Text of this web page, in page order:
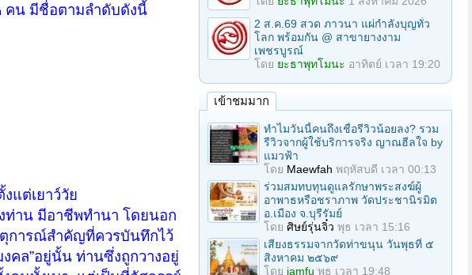
คน มีชื่อตามลำดับดังนี้
แต่เยาว์วัย
ท่าน มีอาชีพทำนา โดยนอก
การณ์สำคัญที่ควรบันทึกไว้
ล”อยู่นั้น ท่านซึ่งถูกวางอยู่
2 ส.ค.69 สวด ภาวนา แผ่กำลังบุญทั่ว
โลก พร้อมกัน @ สาขายางงาม
เพชรบูรณ์
โดย ยะธาพุทโมนะ อาทิตย์ เวลา 19:20
เข้าชมมาก
ทำไมวันนี้คนถึงเชื่อรีวิวน้อยลง? รวม
รีวิวจากผู้ใช้บริการจริง ญาณฮีลใจ by
แมวฟ้า
โดย Maewfah พฤหัสบดี เวลา 00:13
ร่วมสมทบทุนดูแลรักษาพระสงฆ์ผู้
อาพาธหรือชราภาพ วัดประชานิรมิต
อ.เมือง จ.บุรีรัมย์
โดย ศิษย์รุ่นจิ๋ว พุธ เวลา 15:16
เสียงธรรมจากวัดท่าขนุน วันพุธที่ ๕
สิงหาคม ๒๕๖๙
โดย iamfu พุธ เวลา 19:48